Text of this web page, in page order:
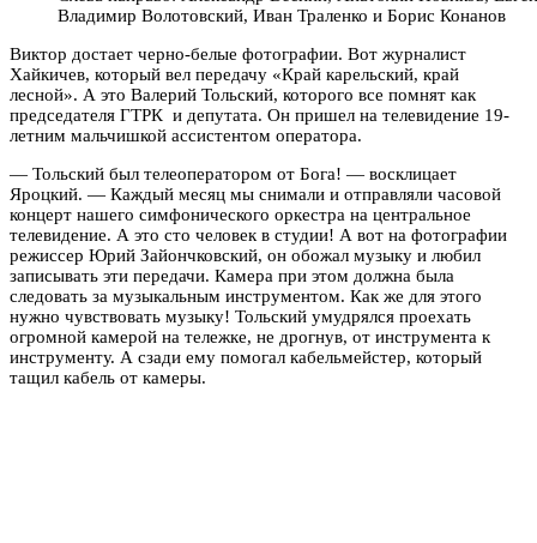
Владимир Волотовский, Иван Траленко и Борис Конанов
Виктор достает черно-белые фотографии. Вот журналист
Хайкичев, который вел передачу «Край карельский, край
лесной». А это Валерий Тольский, которого все помнят как
председателя ГТРК и депутата. Он пришел на телевидение 19-
летним мальчишкой ассистентом оператора.
— Тольский был телеоператором от Бога! — восклицает
Яроцкий. — Каждый месяц мы снимали и отправляли часовой
концерт нашего симфонического оркестра на центральное
телевидение. А это сто человек в студии! А вот на фотографии
режиссер Юрий Зайончковский, он обожал музыку и любил
записывать эти передачи. Камера при этом должна была
следовать за музыкальным инструментом. Как же для этого
нужно чувствовать музыку! Тольский умудрялся проехать
огромной камерой на тележке, не дрогнув, от инструмента к
инструменту. А сзади ему помогал кабельмейстер, который
тащил кабель от камеры.